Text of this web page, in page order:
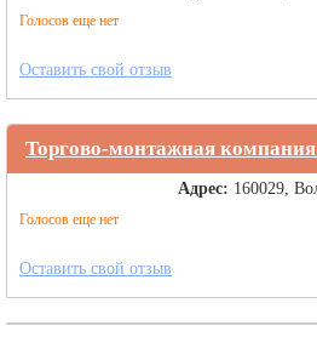
Голосов еще нет
Оставить свой отзыв
Торгово-монтажная
Голосов еще нет
Адрес: 160029,
Оставить свой отзыв